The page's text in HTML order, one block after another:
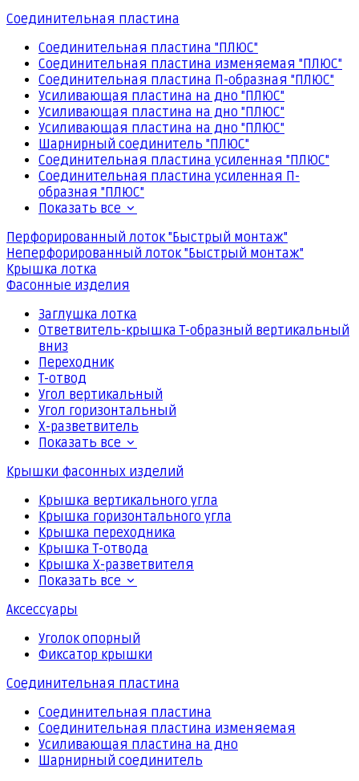
Соединительная пластина
Соединительная пластина "ПЛЮС"
Соединительная пластина изменяемая "ПЛЮС"
Соединительная пластина П-образная "ПЛЮС"
Усиливающая пластина на дно "ПЛЮС"
Усиливающая пластина на дно "ПЛЮС"
Усиливающая пластина на дно "ПЛЮС"
Шарнирный соединитель "ПЛЮС"
Соединительная пластина усиленная "ПЛЮС"
Соединительная пластина усиленная П-
образная "ПЛЮС"
Показать все
Перфорированный лоток "Быстрый монтаж"
Неперфорированный лоток "Быстрый монтаж"
Крышка лотка
Фасонные изделия
Заглушка лотка
Ответвитель-крышка Т-образный вертикальный
вниз
Переходник
Т-отвод
Угол вертикальный
Угол горизонтальный
Х-разветвитель
Показать все
Крышки фасонных изделий
Крышка вертикального угла
Крышка горизонтального угла
Крышка переходника
Крышка Т-отвода
Крышка Х-разветвителя
Показать все
Аксессуары
Уголок опорный
Фиксатор крышки
Соединительная пластина
Соединительная пластина
Соединительная пластина изменяемая
Усиливающая пластина на дно
Шарнирный соединитель